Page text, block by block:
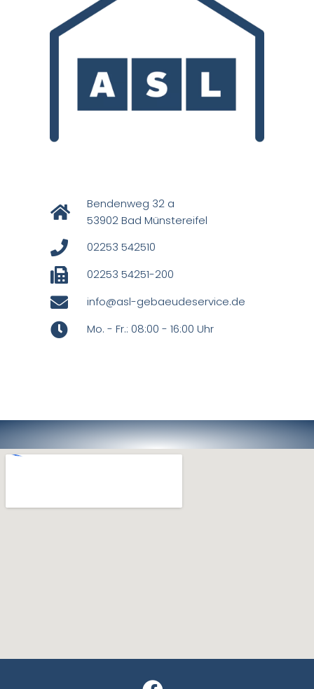
Bendenweg 32 a
53902 Bad Münstereifel
02253 542510
02253 54251-200
info@asl-gebaeudeservice.de
Mo. - Fr.: 08:00 - 16:00 Uhr